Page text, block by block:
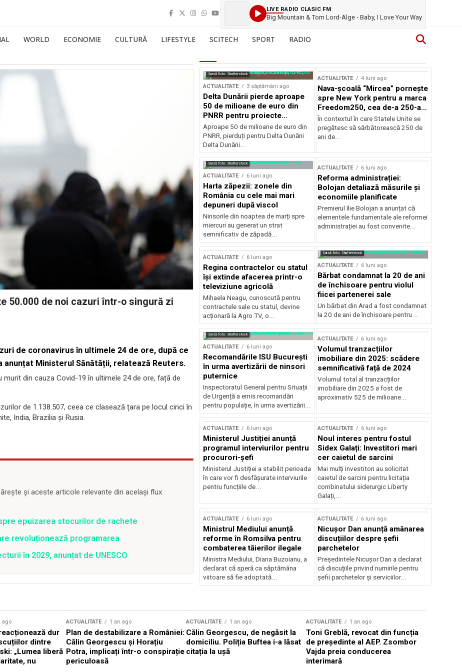
LIVE RADIO CLASIC FM
Big Mountain & Tom Lord-Alge - Baby, I Love Your Way
WORLD ECONOMIE CULTURĂ LIFESTYLE SCITECH SPORT RADIO
50.000 de noi cazuri într-o singură zi
de coronavirus în ultimele 24 de ore, după ce
Ministerul Sănătății, relatează Reuters.
din cauza Covid-19 în ultimele 24 de ore, față de
de 1.138.507, ceea ce clasează țara pe locul cinci în
India, Brazilia și Rusia.
și aceste articole relevante din același flux
epuizarea stocurilor de rachete
revoluționează programarea
în 2029, anunțat de UNESCO
Sursă foto: Shutterstock
ACTUALITATE 3 săptămâni ago
Delta Dunării pierde aproape
50 de milioane de euro din
PNRR pentru proiecte
esențiale
Aproape 50 de milioane de euro din
PNRR, pierduți pentru Delta Dunării
Delta Dunării...
ACTUALITATE 4 luni ago
Nava-școală “Mircea” pornește
spre New York pentru a marca
Freedom250, cea de-a 250-a
aniversare a Statelor Unite
În contextul în care Statele Unite se
pregătesc să sărbătorească 250 de
ani de...
Sursă foto: Shutterstock
ACTUALITATE 6 luni ago
Harta zăpezii: zonele din
România cu cele mai mari
depuneri după viscol
Ninsorile din noaptea de marți spre
miercuri au generat un strat
semnificativ de zăpadă...
ACTUALITATE 6 luni ago
Reforma administrației:
Bolojan detaliază măsurile și
economiile planificate
Premierul Ilie Bolojan a anunțat că
elementele fundamentale ale reformei
administrației au fost convenite...
ACTUALITATE 6 luni ago
Regina contractelor cu statul
își extinde afacerea printr-o
televiziune agricolă
Mihaela Neagu, cunoscută pentru
contractele sale cu statul, devine
acționară la Agro TV, o...
Sursă foto: Shutterstock
ACTUALITATE 6 luni ago
Bărbat condamnat la 20 de ani
de închisoare pentru violul
fiicei partenerei sale
Un bărbat din Arad a fost condamnat
la 20 de ani de închisoare pentru...
Sursă foto: Shutterstock
ACTUALITATE 6 luni ago
Recomandările ISU București
în urma avertizării de ninsori
puternice
Inspectoratul General pentru Situații
de Urgență a emis recomandări
pentru populație, în urma avertizării...
ACTUALITATE 6 luni ago
Volumul tranzacțiilor
imobiliare din 2025: scădere
semnificativă față de 2024
Volumul total al tranzacțiilor
imobiliare din 2025 a fost de
aproximativ 525 de milioane...
ACTUALITATE 6 luni ago
Ministerul Justiției anunță
programul interviurilor pentru
procurori-șefi
Ministerul Justiției a stabilit perioada
în care vor fi desfășurate interviurile
pentru funcțiile de...
ACTUALITATE 6 luni ago
Noul interes pentru fostul
Sidex Galați: Investitori mari
cer caietul de sarcini
Mai mulți investitori au solicitat
caietul de sarcini pentru licitația
combinatului siderurgic Liberty
Galați,...
ACTUALITATE 6 luni ago
Ministrul Mediului anunță
reforme în Romsilva pentru
combaterea tăierilor ilegale
Ministra Mediului, Diana Buzoianu, a
declarat că speră ca săptămâna
viitoare să fie adoptată...
ACTUALITATE 6 luni ago
Nicușor Dan anunță amânarea
discuțiilor despre șefii
parchetelor
Președintele Nicușor Dan a declarat
că discuțiile privind numirile pentru
șefii parchetelor și serviciilor...
ago
dur
dintre
„Lumea liberă
nu
ACTUALITATE 1 an ago
Plan de destabilizare a României:
Călin Georgescu și Horațiu
Potra, implicați într-o conspirație
periculoasă
ACTUALITATE 1 an ago
Călin Georgescu, de negăsit la
domiciliu. Poliția Buftea i-a lăsat
citația la ușă
ACTUALITATE 1 an ago
Toni Greblă, revocat din funcția
de președinte al AEP. Zsombor
Vajda preia conducerea
interimară